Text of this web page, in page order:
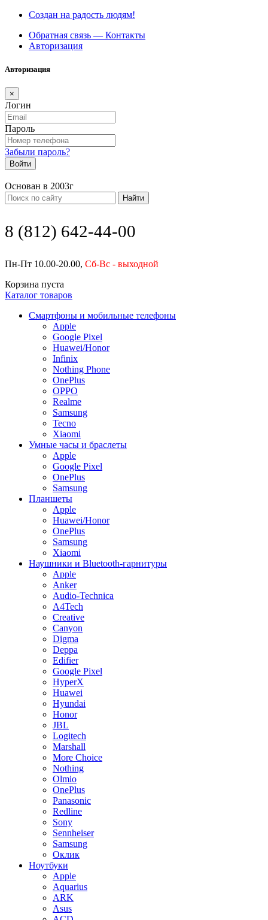
Создан на радость людям!
Обратная связь — Контакты
Авторизация
Авторизация
×
Логин
Пароль
Забыли пароль?
Войти
Основан в 2003г
Найти
8 (812) 642-44-00
Пн-Пт 10.00-20.00, Сб-Вс - выходной
Корзина пуста
Каталог товаров
Смартфоны и мобильные телефоны
Apple
Google Pixel
Huawei/Honor
Infinix
Nothing Phone
OnePlus
OPPO
Realme
Samsung
Tecno
Xiaomi
Умные часы и браслеты
Apple
Google Pixel
OnePlus
Samsung
Планшеты
Apple
Huawei/Honor
OnePlus
Samsung
Xiaomi
Наушники и Bluetooth-гарнитуры
Apple
Anker
Audio-Technica
A4Tech
Creative
Canyon
Digma
Deppa
Edifier
Google Pixel
HyperX
Huawei
Hyundai
Honor
JBL
Logitech
Marshall
More Choice
Nothing
Olmio
OnePlus
Panasonic
Redline
Sony
Sennheiser
Samsung
Оклик
Ноутбуки
Apple
Aquarius
ARK
Asus